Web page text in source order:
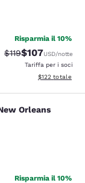
Risparmia il 10%
Tariffa di
$119Tariffa
$107USD/notte
Tariffa per i soci
Visualizza i
$122 totale
Orleans
1300 recensioni
Risparmia il 10%